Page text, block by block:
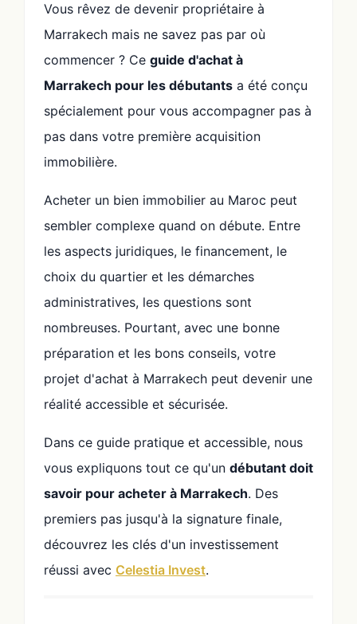
Vous rêvez de devenir propriétaire à
Marrakech mais ne savez pas par où
commencer ? Ce guide d'achat à
Marrakech pour les débutants a été conçu
spécialement pour vous accompagner pas à
pas dans votre première acquisition
immobilière.
Acheter un bien immobilier au Maroc peut
sembler complexe quand on débute. Entre
les aspects juridiques, le financement, le
choix du quartier et les démarches
administratives, les questions sont
nombreuses. Pourtant, avec une bonne
préparation et les bons conseils, votre
projet d'achat à Marrakech peut devenir une
réalité accessible et sécurisée.
Dans ce guide pratique et accessible, nous
vous expliquons tout ce qu'un débutant doit
savoir pour acheter à Marrakech. Des
premiers pas jusqu'à la signature finale,
découvrez les clés d'un investissement
réussi avec Celestia Invest.